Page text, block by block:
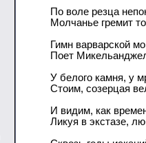
По воле резца
Молчанье гремит
Гимн варварской
Поет
У белого камня, у
Стоим, созерцая
И видим, как
Ликуя в экстазе,